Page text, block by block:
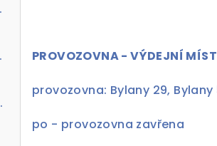
ProLift 700
ProLift 700
ProLift 700
PROVOZOVNA - VÝDEJNÍ
provozovna: Bylany 29, Bylany
po -